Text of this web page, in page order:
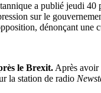
a publié jeudi 40
sur le
dénonçant
le Brexit. Après avoir
la station de radio